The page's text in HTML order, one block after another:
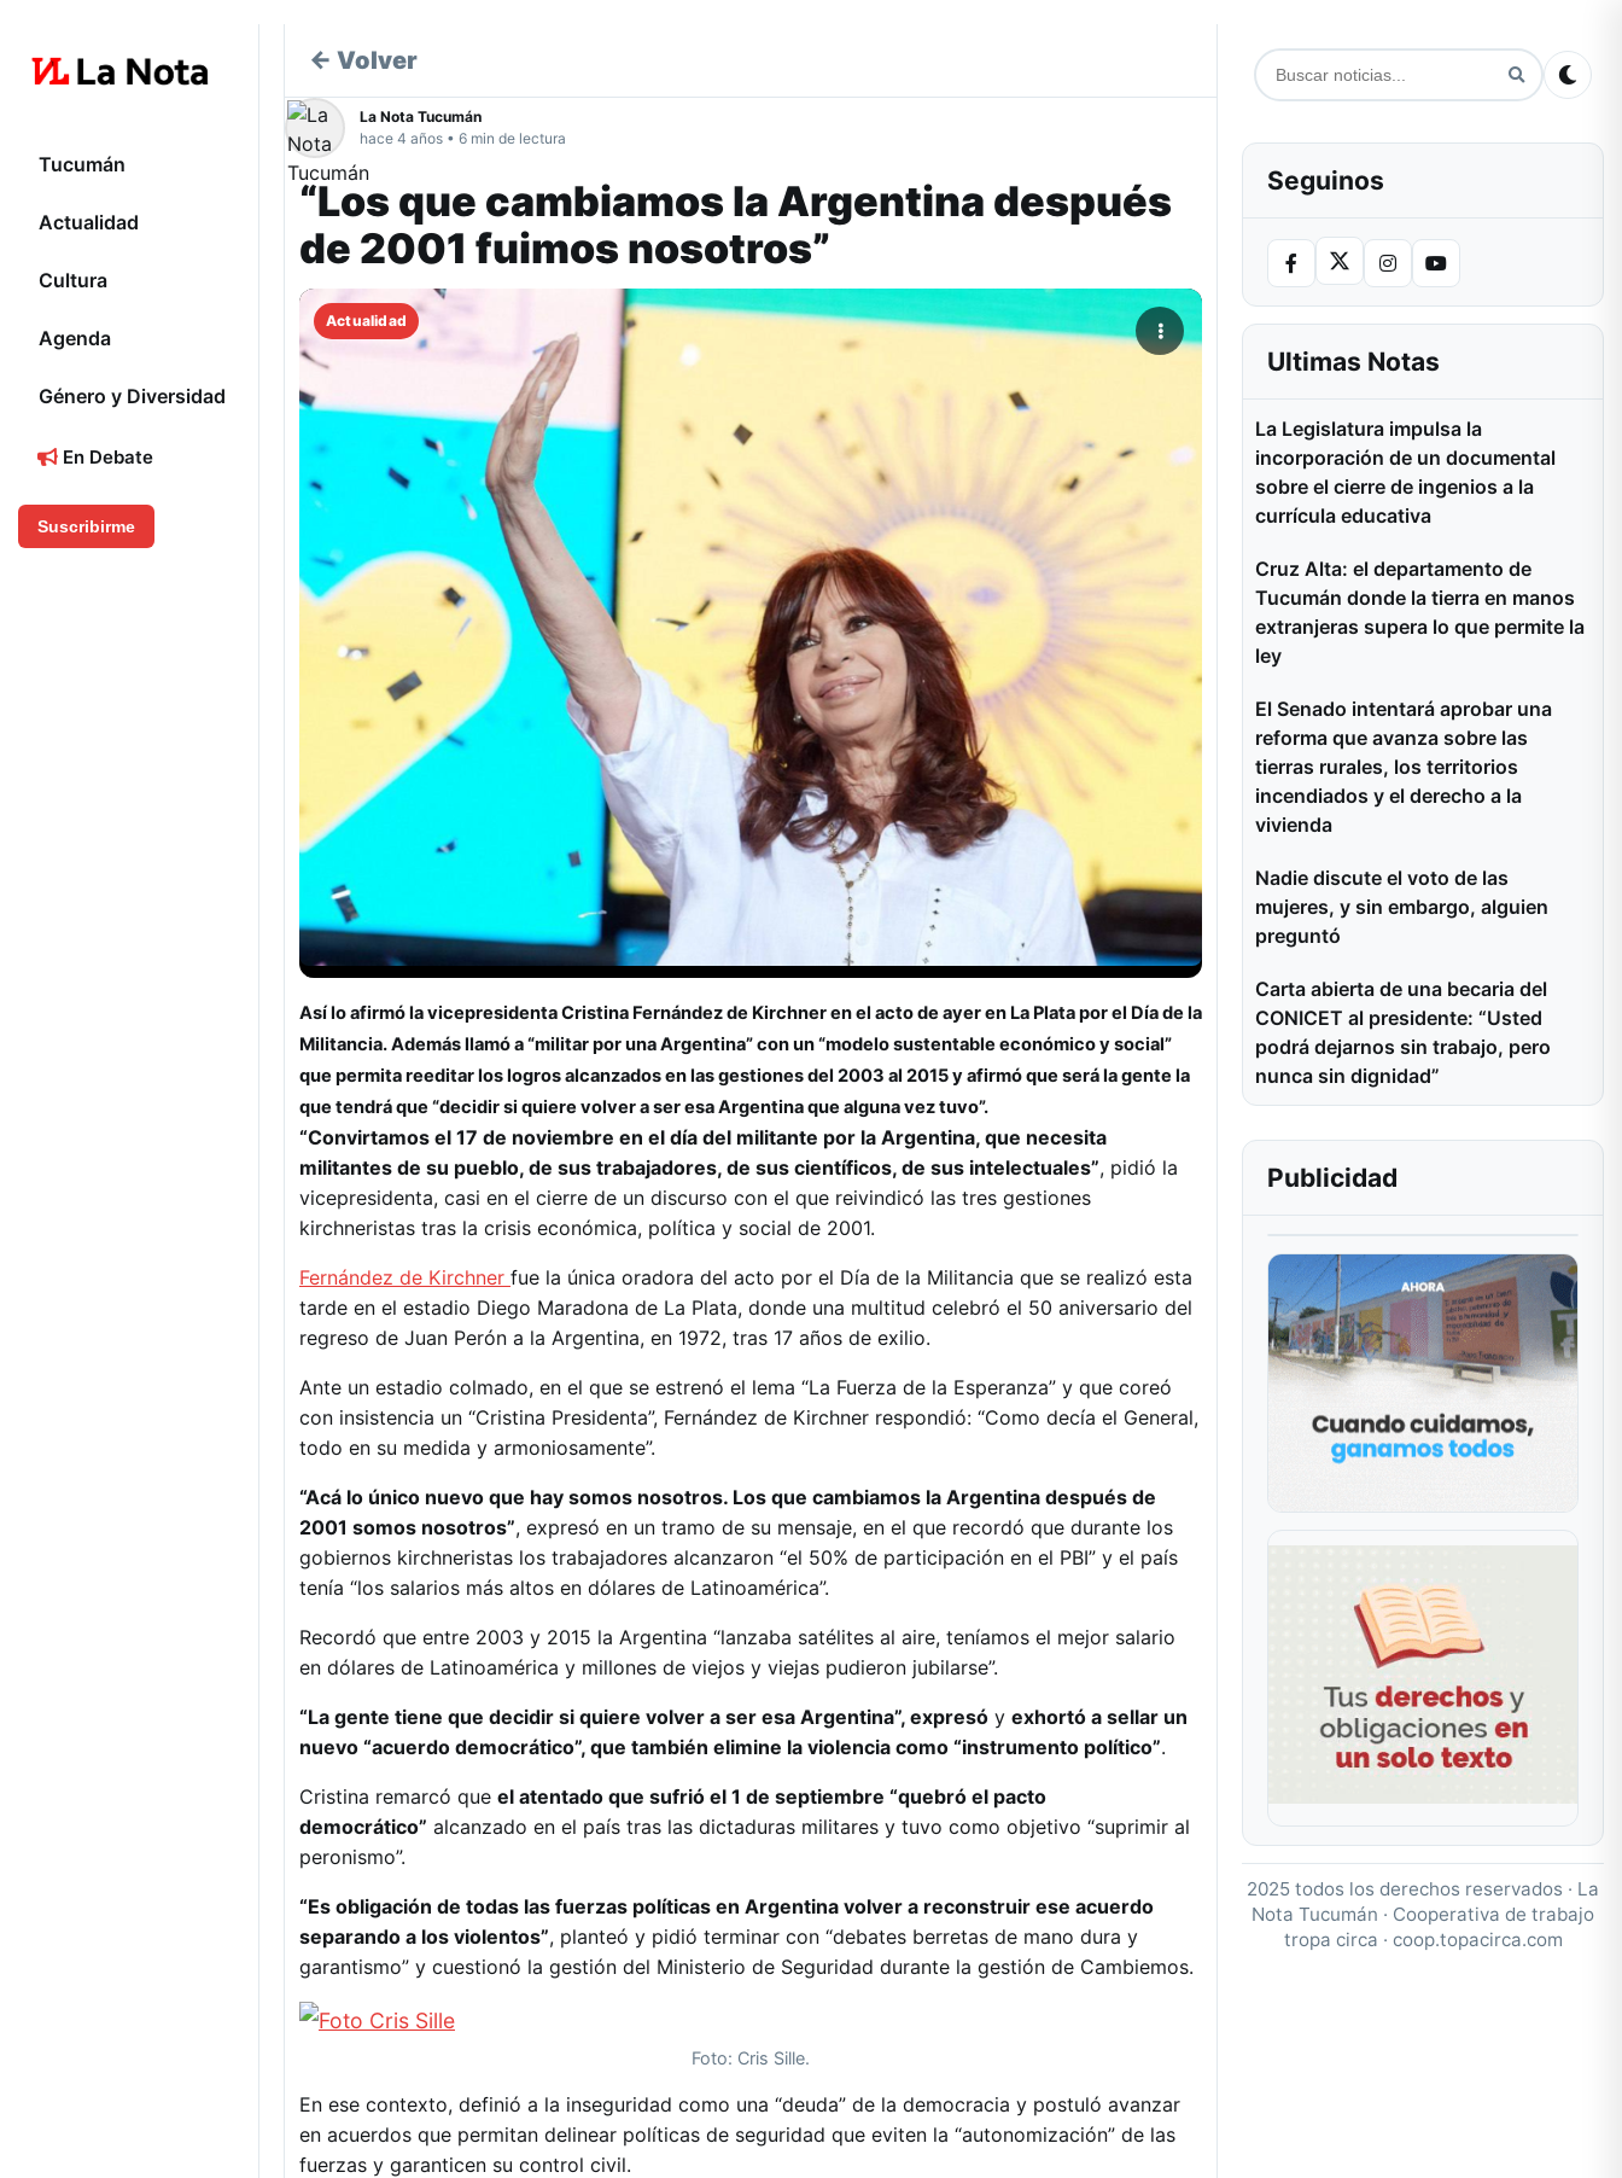
Tucumán
Actualidad
Cultura
Agenda
Género y Diversidad
En Debate
Suscribirme
← Volver
La Nota Tucumán
hace 4 años • 6 min de lectura
“Los que cambiamos la Argentina después
de 2001 fuimos nosotros”
Actualidad
Así lo afirmó la vicepresidenta Cristina Fernández de Kirchner en el acto de ayer en La Plata por el Día de la
Militancia. Además llamó a “militar por una Argentina” con un “modelo sustentable económico y social”
que permita reeditar los logros alcanzados en las gestiones del 2003 al 2015 y afirmó que será la gente la
que tendrá que “decidir si quiere volver a ser esa Argentina que alguna vez tuvo”.
“Convirtamos el 17 de noviembre en el día del militante por la Argentina, que necesita
militantes de su pueblo, de sus trabajadores, de sus científicos, de sus intelectuales”, pidió la
vicepresidenta, casi en el cierre de un discurso con el que reivindicó las tres gestiones
kirchneristas tras la crisis económica, política y social de 2001.
Fernández de Kirchner fue la única oradora del acto por el Día de la Militancia que se realizó esta
tarde en el estadio Diego Maradona de La Plata, donde una multitud celebró el 50 aniversario del
regreso de Juan Perón a la Argentina, en 1972, tras 17 años de exilio.
Ante un estadio colmado, en el que se estrenó el lema “La Fuerza de la Esperanza” y que coreó
con insistencia un “Cristina Presidenta”, Fernández de Kirchner respondió: “Como decía el General,
todo en su medida y armoniosamente”.
“Acá lo único nuevo que hay somos nosotros. Los que cambiamos la Argentina después de
2001 somos nosotros”, expresó en un tramo de su mensaje, en el que recordó que durante los
gobiernos kirchneristas los trabajadores alcanzaron “el 50% de participación en el PBI” y el país
tenía “los salarios más altos en dólares de Latinoamérica”.
Recordó que entre 2003 y 2015 la Argentina “lanzaba satélites al aire, teníamos el mejor salario
en dólares de Latinoamérica y millones de viejos y viejas pudieron jubilarse”.
“La gente tiene que decidir si quiere volver a ser esa Argentina”, expresó y exhortó a sellar un
nuevo “acuerdo democrático”, que también elimine la violencia como “instrumento político”.
Cristina remarcó que el atentado que sufrió el 1 de septiembre “quebró el pacto
democrático” alcanzado en el país tras las dictaduras militares y tuvo como objetivo “suprimir al
peronismo”.
“Es obligación de todas las fuerzas políticas en Argentina volver a reconstruir ese acuerdo
separando a los violentos”, planteó y pidió terminar con “debates berretas de mano dura y
garantismo” y cuestionó la gestión del Ministerio de Seguridad durante la gestión de Cambiemos.
Foto: Cris Sille.
En ese contexto, definió a la inseguridad como una “deuda” de la democracia y postuló avanzar
en acuerdos que permitan delinear políticas de seguridad que eviten la “autonomización” de las
fuerzas y garanticen su control civil.
Seguinos
Ultimas Notas
La Legislatura impulsa la
incorporación de un documental
sobre el cierre de ingenios a la
currícula educativa
Cruz Alta: el departamento de
Tucumán donde la tierra en manos
extranjeras supera lo que permite la
ley
El Senado intentará aprobar una
reforma que avanza sobre las
tierras rurales, los territorios
incendiados y el derecho a la
vivienda
Nadie discute el voto de las
mujeres, y sin embargo, alguien
preguntó
Carta abierta de una becaria del
CONICET al presidente: “Usted
podrá dejarnos sin trabajo, pero
nunca sin dignidad”
Publicidad
2025 todos los derechos reservados · La
Nota Tucumán · Cooperativa de trabajo
tropa circa · coop.topacirca.com